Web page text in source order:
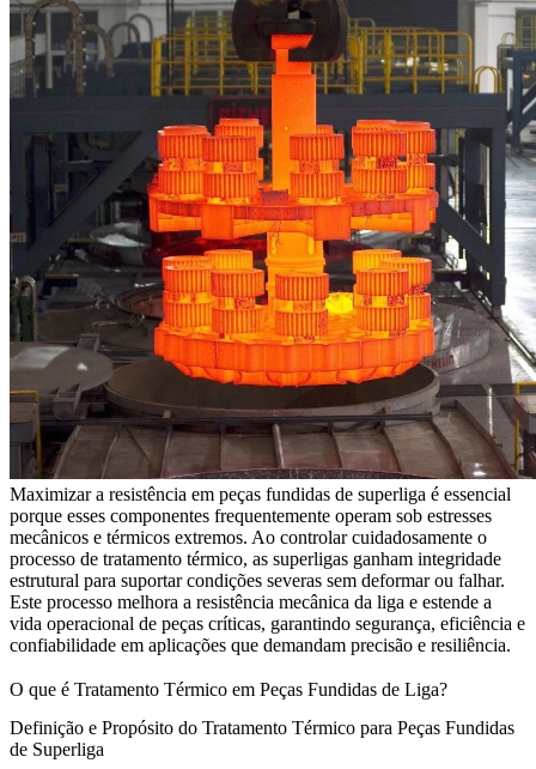
Maximizar a resistência em peças fundidas de superliga é essencial
porque esses componentes frequentemente operam sob estresses
mecânicos e térmicos extremos. Ao controlar cuidadosamente o
processo de tratamento térmico, as superligas ganham integridade
estrutural para suportar condições severas sem deformar ou falhar.
Este processo melhora a resistência mecânica da liga e estende a
vida operacional de peças críticas, garantindo segurança, eficiência e
confiabilidade em aplicações que demandam precisão e resiliência.
O que é Tratamento Térmico em Peças Fundidas de Liga?
Definição e Propósito do Tratamento Térmico para Peças Fundidas
de Superliga